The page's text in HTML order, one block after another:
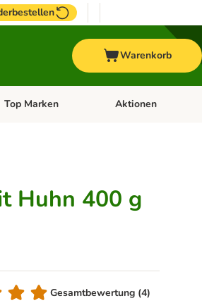
Warenkorb
Kategorie-Menü öffnen: Vet & Spezialfutter
Top Marken Kategorie-Menü
Aktionen
Huhn 400 g
Gesamtbewertung (4)